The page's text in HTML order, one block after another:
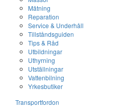
Mätning
Reparation
Service & Underhåll
Tillståndsguiden
Tips & Råd
Utbildningar
Uthyrning
Utställningar
Vattenbilning
Yrkesbutiker
Transportfordon